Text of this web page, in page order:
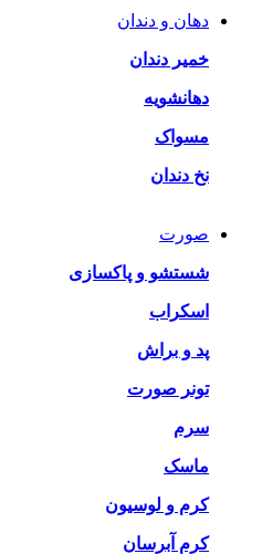
دهان و دندان
خمیر دندان
دهانشویه
مسواک
نخ دندان
صورت
شستشو و پاکسازی
اسکراب
پد و براش
تونر صورت
سرم
ماسک
کرم و لوسیون
کرم آبرسان